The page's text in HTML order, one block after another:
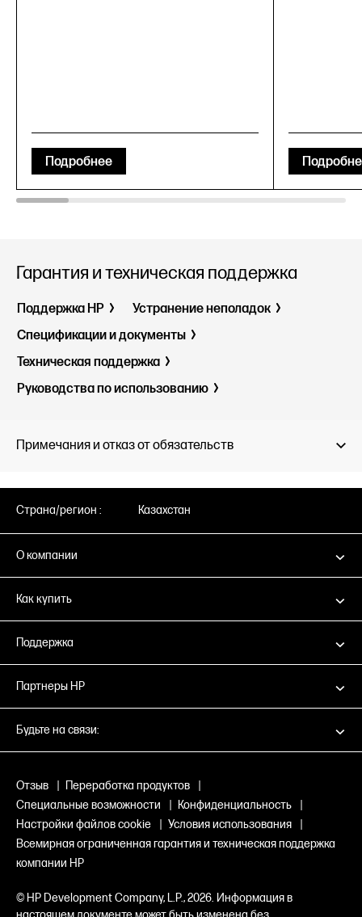
Подробнее
Гарантия и техническая поддержка
Поддержка HP
Устранение неполадок
Спецификации и документы
Техническая поддержка
Руководства по использованию
Примечания и отказ от обязательств
Страна/регион : Казахстан
О компании
Как купить
Поддержка
Партнеры HP
Будьте на связи:
Отзыв Переработка продуктов
Специальные возможности
Конфиденциальность
Настройки файлов cookie
Условия использования
Всемирная ограниченная гарантия и техническая поддержка
компании HP
© HP Development Company, L.P., 2026. Информация в